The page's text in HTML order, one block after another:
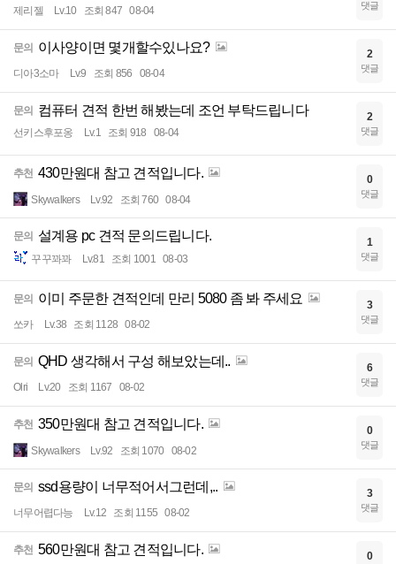
제리젤 Lv.10 조회 847 08-04 댓글
문의 이사양이면 몇개할수있나요?
디아3소마 Lv.9 조회 856 08-04
2
댓글
문의 컴퓨터 견적 한번 해봤는데 조언 부탁드립니다
선키스후포옹 Lv.1 조회 918 08-04
2
댓글
추천 430만원대 참고 견적입니다.
Skywalkers Lv.92 조회 760 08-04
0
댓글
문의 설계용 pc 견적 문의드립니다.
꾸꾸꽈꽈 Lv.81 조회 1001 08-03
1
댓글
문의 이미 주문한 견적인데 만리 5080 좀 봐 주세요
쏘카 Lv.38 조회 1128 08-02
3
댓글
문의 QHD 생각해서 구성 해보았는데..
Olri Lv.20 조회 1167 08-02
6
댓글
추천 350만원대 참고 견적입니다.
Skywalkers Lv.92 조회 1070 08-02
0
댓글
문의 ssd용량이 너무적어서그런데,..
너무어렵다능 Lv.12 조회 1155 08-02
3
댓글
추천 560만원대 참고 견적입니다. 0